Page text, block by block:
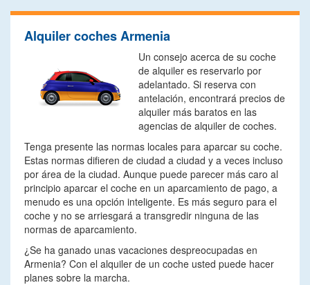
Alquiler coches Armenia
Un consejo acerca de su coche
de alquiler es reservarlo por
adelantado. Si reserva con
antelación, encontrará precios de
alquiler más baratos en las
agencias de alquiler de coches.
Tenga presente las normas locales para aparcar su coche.
Estas normas difieren de ciudad a ciudad y a veces incluso
por área de la ciudad. Aunque puede parecer más caro al
principio aparcar el coche en un aparcamiento de pago, a
menudo es una opción inteligente. Es más seguro para el
coche y no se arriesgará a transgredir ninguna de las
normas de aparcamiento.
¿Se ha ganado unas vacaciones despreocupadas en
Armenia? Con el alquiler de un coche usted puede hacer
planes sobre la marcha.